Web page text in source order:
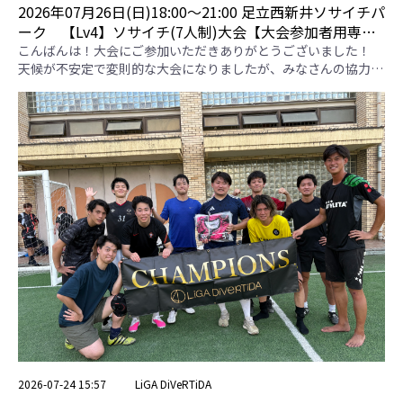
2026年07月26日(日)18:00〜21:00 足立西新井ソサイチパ
ーク 【Lv4】ソサイチ(7人制)大会【大会参加者用専用
ページ】
こんばんは！大会にご参加いただきありがとうございました！
天候が不安定で変則的な大会になりましたが、みなさんの協力の
ン】 本日はお疲れさまでした。個人技で相手を翻弄していまし
た！ 【琉球FC】 本日はお疲れさまでした。ロングボールでチャ
ンスを多く演出していました！ 【トムジェリ】 本日はお疲れさ
までした。一人一人の能力がとても高いチームでした！ 【西新
井選抜】 本日はお疲れさまでした。カウンターでチャンスを多
く作っていました！ 本日の優勝チームは一服ジャパンさんで
す！優勝おめでとうございます！ 一服ジャパン 琉球FC トムジ
ェリ 西新井選抜 勝点 得失点差 総得点 総失点 順位 一服ジャパン
＊ 1 . 2-0 5 . 3-2 4 . 0-0 7 3 5 2 1 琉球FC 1 . 0-2 ＊ 3 . 1-3 6 . 0-0 1
-4 1 5 4 トムジェリ 5 . 2-3 3 . 3-1 ＊ 2 . 2-1 6 2 7 5 2 西新井選抜 4 .
0-0 6 . 0-0 2 . 1-2 ＊ 2 -1 1 2 3 3位決定戦 予選リーグ3位 西新井選
抜 7 1 - 0 予選リーグ4位 琉球FC 決勝戦 予選リーグ1位 一服ジャ
パン 8 1 - 1 予選リーグ2位 トムジェリ
2026-07-24 15:57 LiGA DiVeRTiDA